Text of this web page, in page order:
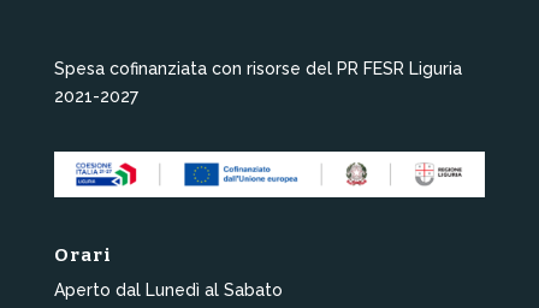
Spesa cofinanziata con risorse del PR FESR Liguria
2021-2027
Orari
Aperto dal Lunedì al Sabato